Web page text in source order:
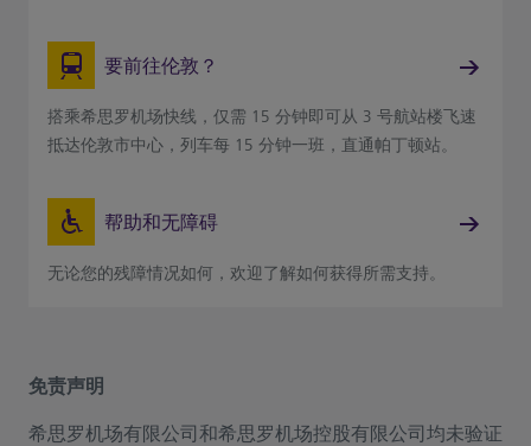
要前往伦敦？
搭乘希思罗机场快线，仅需 15 分钟即可从 3 号航站楼飞速
抵达伦敦市中心，列车每 15 分钟一班，直通帕丁顿站。
帮助和无障碍
无论您的残障情况如何，欢迎了解如何获得所需支持。
免责声明
希思罗机场有限公司和希思罗机场控股有限公司均未验证